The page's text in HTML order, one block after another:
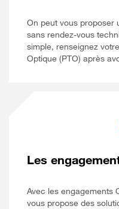
On peut vous proposer
sans rendez-vous
simple, renseignez
Optique (PTO) après
Les
Avec les engagements
vous propose des